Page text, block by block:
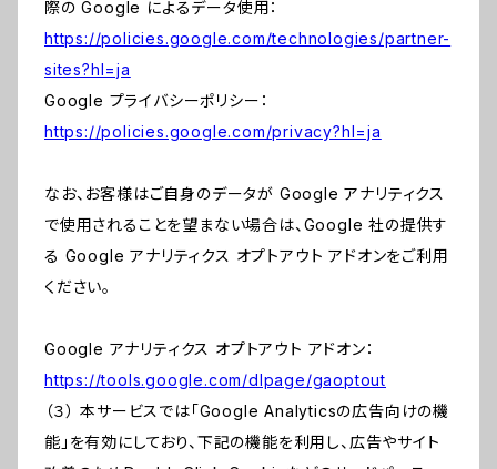
際の Google によるデータ使用：
https://policies.google.com/technologies/partner-
sites?hl=ja
Google プライバシーポリシー：
https://policies.google.com/privacy?hl=ja
なお、お客様はご自身のデータが Google アナリティクス
で使用されることを望まない場合は、Google 社の提供す
る Google アナリティクス オプトアウト アドオンをご利用
ください。
Google アナリティクス オプトアウト アドオン：
https://tools.google.com/dlpage/gaoptout
（３） 本サービスでは「Google Analyticsの広告向けの機
能」を有効にしており、下記の機能を利用し、広告やサイト